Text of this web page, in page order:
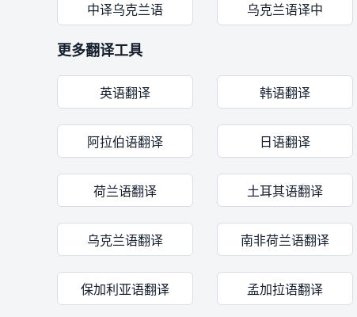
中译乌克兰语 乌克兰语译中
更多翻译工具
英语翻译 韩语翻译
阿拉伯语翻译 日语翻译
荷兰语翻译 土耳其语翻译
乌克兰语翻译 南非荷兰语翻译
保加利亚语翻译 孟加拉语翻译